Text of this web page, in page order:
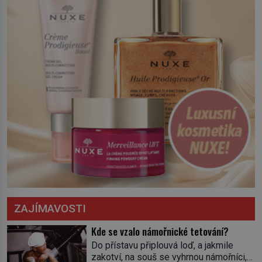
ZAJÍMAVOSTI
Kde se vzalo námořnické tetování?
Do přístavu připlouvá loď, a jakmile
zakotví, na souš se vyhrnou námořníci,